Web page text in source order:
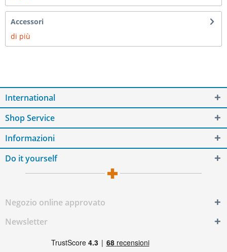
Accessori
di più
International
Shop Service
Informazioni
Do it yourself
Negozio online approvato
Newsletter